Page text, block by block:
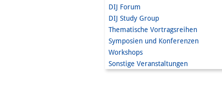
DIJ Forum
DIJ Study Group
Thematische Vortragsreihen
Symposien und Konferenzen
Workshops
Sonstige Veranstaltungen